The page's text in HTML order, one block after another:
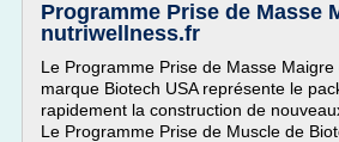
Programme Prise de Masse
nutriwellness.fr
Le Programme Prise de Masse
marque Biotech USA représente le
rapidement la construction de
Le Programme Prise de Muscle de